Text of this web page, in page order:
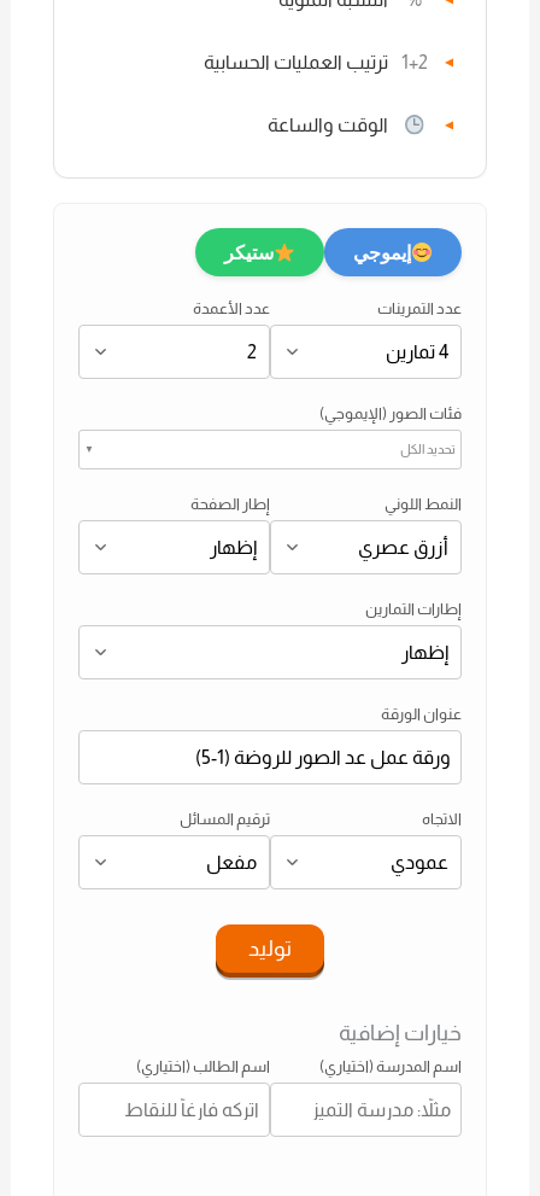
▼
1+2 ترتيب العمليات الحسابية
▼ الوقت والساعة
إيموجي ستيكر
عدد التمرينات عدد الأعمدة
فئات الصور (الإيموجي)
تحديد الكل ▼
النمط اللوني إطار الصفحة
إطارات التمارين
عنوان الورقة
الاتجاه ترقيم المسائل
توليد
خيارات إضافية
اسم المدرسة (اختياري) اسم الطالب (اختياري)